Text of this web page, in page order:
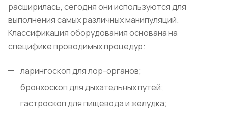
расширилась, сегодня они используются для
выполнения самых различных манипуляций.
Классификация оборудования основана на
специфике проводимых процедур:
ларингоскоп для лор-органов;
бронхоскоп для дыхательных путей;
гастроскоп для пищевода и желудка;